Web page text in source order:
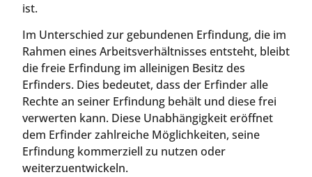
ist.
Im Unterschied zur gebundenen Erfindung, die im
Rahmen eines Arbeitsverhältnisses entsteht, bleibt
die freie Erfindung im alleinigen Besitz des
Erfinders. Dies bedeutet, dass der Erfinder alle
Rechte an seiner Erfindung behält und diese frei
verwerten kann. Diese Unabhängigkeit eröffnet
dem Erfinder zahlreiche Möglichkeiten, seine
Erfindung kommerziell zu nutzen oder
weiterzuentwickeln.